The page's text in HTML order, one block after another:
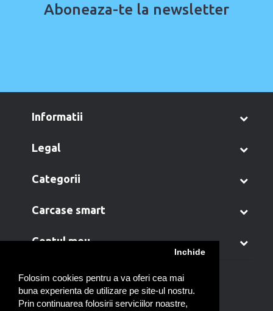
Folosim cookies pentru a va oferi cea mai
buna experienta de utilizare pe site-ul nostru.
Prin continuarea folosirii serviciilor noastre,
Inchide
Aboneaza-te la newsletter
informatii
legal
categorii
carcase smart
contul meu